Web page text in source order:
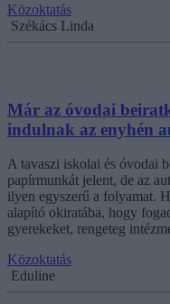
Közoktatás
Székács Linda
Már az óvodai
indulnak az enyhén
A tavaszi iskolai és óvodai
papírmunkát jelent, de az
ilyen egyszerű a folyamat.
alapító okiratába, hogy
gyerekeket, rengeteg
Közoktatás
Eduline